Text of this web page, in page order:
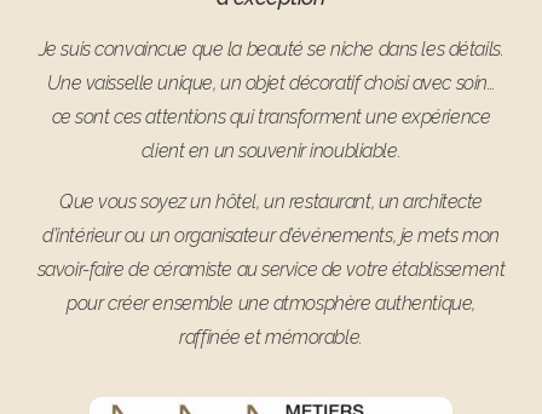
Je suis convaincue que la beauté se niche dans les détails.
Une vaisselle unique, un objet décoratif choisi avec soin…
ce sont ces attentions qui transforment une expérience
client en un souvenir inoubliable.
Que vous soyez un hôtel, un restaurant, un architecte
d’intérieur ou un organisateur d’événements, je mets mon
savoir-faire de céramiste au service de votre établissement
pour créer ensemble une atmosphère authentique,
raffinée et mémorable.